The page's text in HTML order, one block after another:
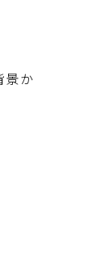
景か